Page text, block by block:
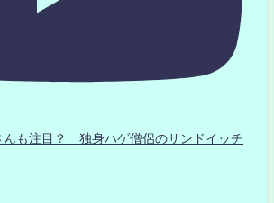
んも注目？ 独身ハゲ僧侶のサンドイッチ